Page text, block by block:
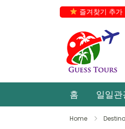
즐겨찾기 추가
홈 일일관
Home